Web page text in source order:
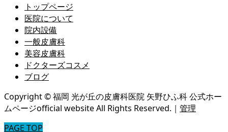
トップページ
医院について
院内設備
一般皮膚科
美容皮膚科
ドクターズコスメ
ブログ
Copyright © 福岡 光が丘の皮膚科医院 矢野ひふ科 公式ホー
ムページofficial website All Rights Reserved.｜ 管理
PAGE TOP